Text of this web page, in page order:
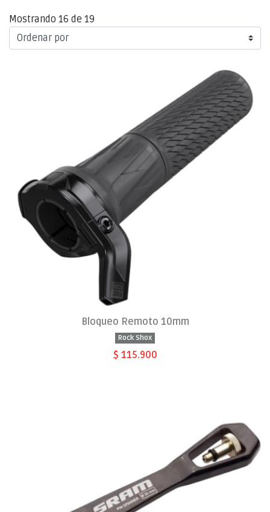
Mostrando 16 de 19
Bloqueo Remoto 10mm
Rock Shox
$ 115.900